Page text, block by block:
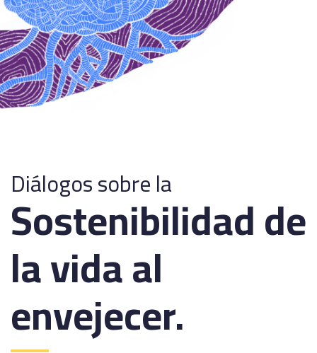
Diálogos sobre la
Sostenibilidad de
la vida al
envejecer.